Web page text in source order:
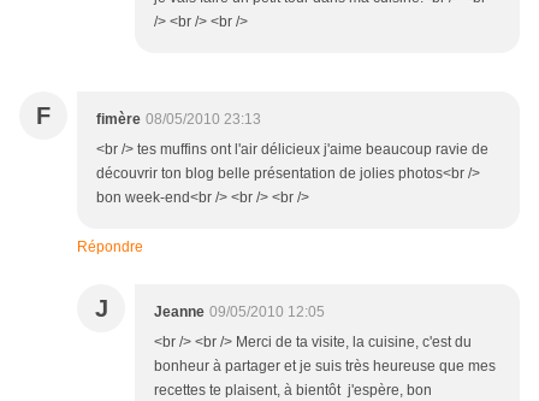
/> <br /> <br />
F fimère 08/05/2010 23:13
<br /> tes muffins ont l'air délicieux j'aime beaucoup ravie de
découvrir ton blog belle présentation de jolies photos<br />
bon week-end<br /> <br /> <br />
Répondre
J Jeanne 09/05/2010 12:05
<br /> <br /> Merci de ta visite, la cuisine, c'est du
bonheur à partager et je suis très heureuse que mes
recettes te plaisent, à bientôt j'espère, bon